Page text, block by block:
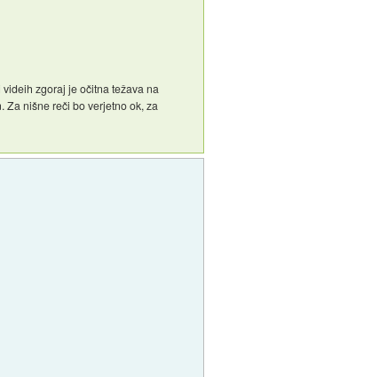
zgoraj je očitna težava na
Za nišne reči bo verjetno ok, za